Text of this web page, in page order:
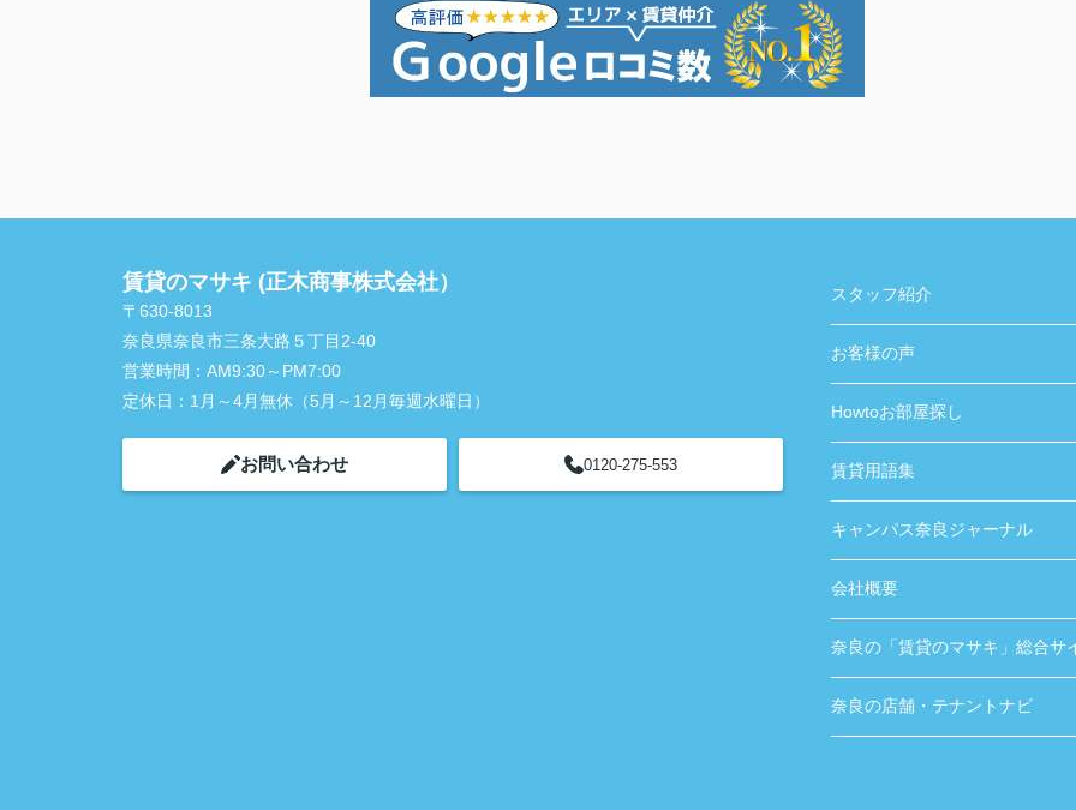
賃貸のマサキ (正木商事株式会社）
〒630-8013
奈良県奈良市三条大路５丁目2-40
営業時間： AM9:30～PM7:00
定休日： 1月～4月無休（5月～12月毎週水曜日）
お問い合わせ 0120-275-553
スタッフ紹介
お客様の声
Howtoお部屋探し
賃貸用語集
キャンパス奈良ジャーナル
会社概要
奈良の「賃貸のマサキ」総合サ
奈良の店舗・テナントナビ